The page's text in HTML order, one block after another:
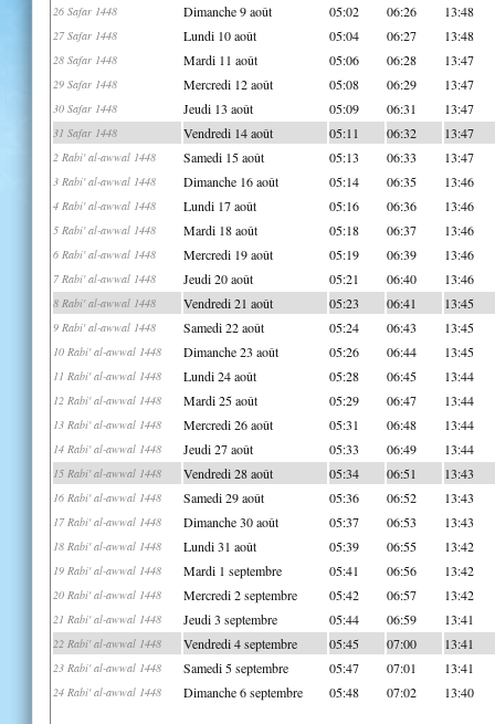
26 Safar 1448 Dimanche 9 août 05:02 06:26 13:48
27 Safar 1448 Lundi 10 août 05:04 06:27 13:48
28 Safar 1448 Mardi 11 août 05:06 06:28 13:47
29 Safar 1448 Mercredi 12 août 05:08 06:29 13:47
30 Safar 1448 Jeudi 13 août 05:09 06:31 13:47
31 Safar 1448 Vendredi 14 août 05:11 06:32 13:47
2 Rabi' al-awwal 1448 Samedi 15 août 05:13 06:33 13:47
3 Rabi' al-awwal 1448 Dimanche 16 août 05:14 06:35 13:46
4 Rabi' al-awwal 1448 Lundi 17 août 05:16 06:36 13:46
5 Rabi' al-awwal 1448 Mardi 18 août 05:18 06:37 13:46
6 Rabi' al-awwal 1448 Mercredi 19 août 05:19 06:39 13:46
7 Rabi' al-awwal 1448 Jeudi 20 août 05:21 06:40 13:46
8 Rabi' al-awwal 1448 Vendredi 21 août 05:23 06:41 13:45
9 Rabi' al-awwal 1448 Samedi 22 août 05:24 06:43 13:45
10 Rabi' al-awwal 1448 Dimanche 23 août 05:26 06:44 13:45
11 Rabi' al-awwal 1448 Lundi 24 août 05:28 06:45 13:44
12 Rabi' al-awwal 1448 Mardi 25 août 05:29 06:47 13:44
13 Rabi' al-awwal 1448 Mercredi 26 août 05:31 06:48 13:44
14 Rabi' al-awwal 1448 Jeudi 27 août 05:33 06:49 13:44
15 Rabi' al-awwal 1448 Vendredi 28 août 05:34 06:51 13:43
16 Rabi' al-awwal 1448 Samedi 29 août 05:36 06:52 13:43
17 Rabi' al-awwal 1448 Dimanche 30 août 05:37 06:53 13:43
18 Rabi' al-awwal 1448 Lundi 31 août 05:39 06:55 13:42
19 Rabi' al-awwal 1448 Mardi 1 septembre 05:41 06:56 13:42
20 Rabi' al-awwal 1448 Mercredi 2 septembre 05:42 06:57 13:42
21 Rabi' al-awwal 1448 Jeudi 3 septembre 05:44 06:59 13:41
22 Rabi' al-awwal 1448 Vendredi 4 septembre 05:45 07:00 13:41
23 Rabi' al-awwal 1448 Samedi 5 septembre 05:47 07:01 13:41
24 Rabi' al-awwal 1448 Dimanche 6 septembre 05:48 07:02 13:40